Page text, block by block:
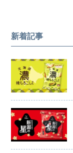
新着記事